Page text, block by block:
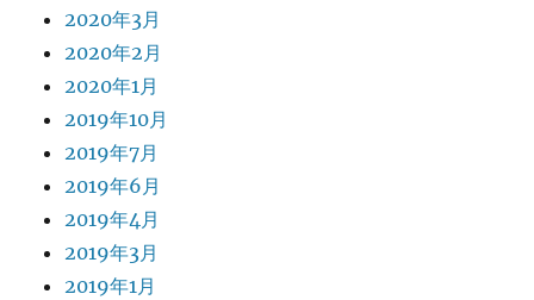
2020年3月
2020年2月
2020年1月
2019年10月
2019年7月
2019年6月
2019年4月
2019年3月
2019年1月